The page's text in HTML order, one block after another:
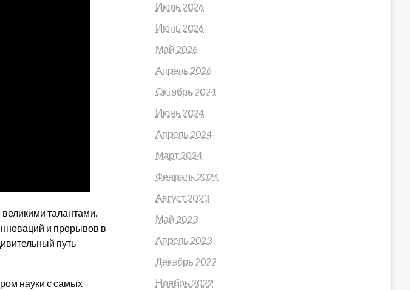
талантами.
и прорывов в
путь
науки с самых
Июль 2026
Июнь 2026
Май 2026
Апрель 2026
Октябрь 2024
Июнь 2024
Апрель 2024
Март 2024
Февраль 2024
Август 2023
Май 2023
Апрель 2023
Декабрь 2022
Ноябрь 2022